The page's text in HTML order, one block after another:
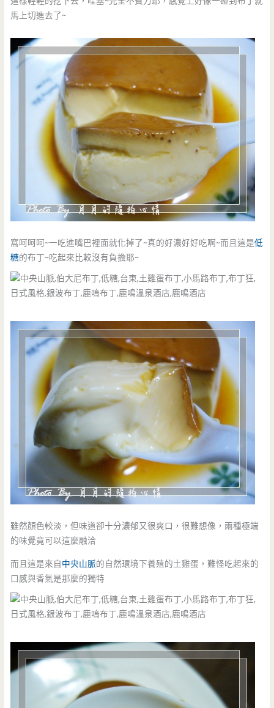
馬上切進去了~
窩呵呵呵~一吃進嘴巴裡面就化掉了~真的好濃好好吃啊~而且這是低
糖的布丁~吃起來比較沒有負擔耶~
雖然顏色較淡，但味道卻十分濃郁又很爽口，很難想像，兩種極端
的味覺竟可以這麼融洽
而且這是來自中央山脈的自然環境下養殖的土雞蛋，難怪吃起來的
口感與香氣是那麼的獨特